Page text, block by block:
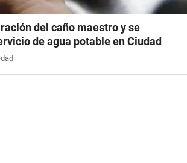
del caño maestro y se
de agua potable en Ciudad